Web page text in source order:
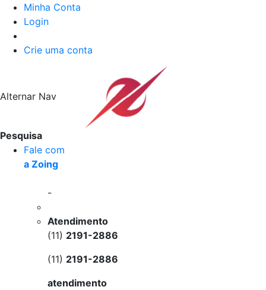
Minha Conta
Login
Crie uma conta
Alternar Nav
Pesquisa
Fale com
a Zoing
-
Atendimento
(11) 2191-2886
(11) 2191-2886
atendimento